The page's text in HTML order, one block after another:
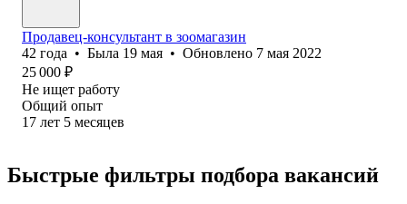
Продавец-консультант в зоомагазин
42 года • Была 19 мая • Обновлено 7 мая 2022
25 000 ₽
Не ищет работу
Общий опыт
17 лет 5 месяцев
Быстрые фильтры подбора вакансий